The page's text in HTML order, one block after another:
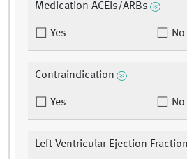
Medication ACEIs/ARBs
Yes No
Contraindication
Yes No
Left Ventricular Ejection Fraction